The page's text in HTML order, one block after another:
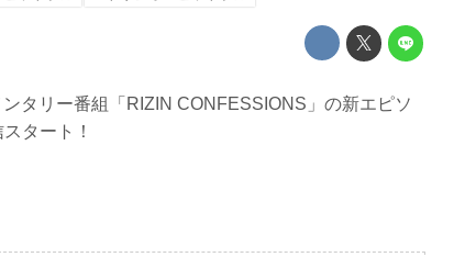
タリー番組「RIZIN CONFESSIONS」の新エピソ
タート！